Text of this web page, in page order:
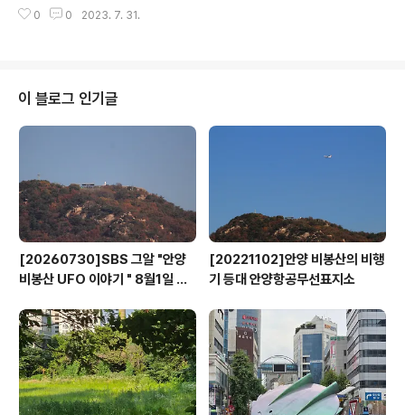
물고기를 방사했던 돌다리이다. 제인 구달박사는 2004년
환경단체, 시민들이 벤치마킹 오는 곳이 된 안양천(학의천)
을 방문한바 있다. 당시 서울대학교 초청으로 방한한 구달
박사는 경기도의 요청으로 안양을 방문해 손학규 경기지
추진과정, 생물서식지로서의 하천 상..
0 0 2023. 7. 31.
이 블로그 인기글
[20260730]SBS 그알 "안양
비봉산 UFO 이야기 " 8월1일 방
[20221102]안양 비봉산의 비행
기 등대 안양항공무선표지소